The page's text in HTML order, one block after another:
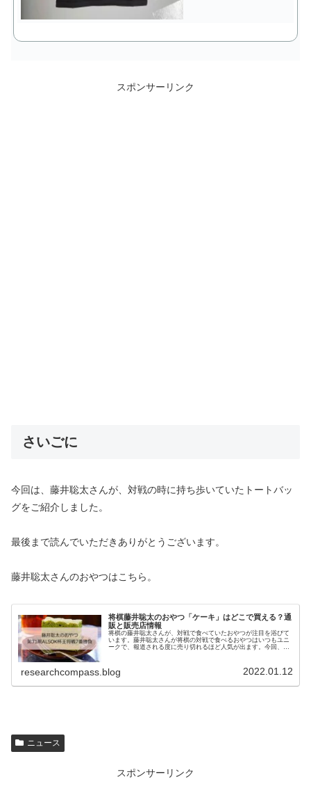
スポンサーリンク
さいごに
今回は、 藤井聡太さんが、対戦の時に持ち歩いていたトートバッ
グをご紹介しました。
最後まで読んでいただきありがとうございます。
藤井聡太さんのおやつはこちら。
将棋藤井聡太のおやつ「ケーキ」はどこで買える？通
販と販売店情報
将棋の藤井聡太さんが、対戦で食べていたおやつが注目を浴びて
います。藤井聡太さんが将棋の対戦で食べるおやつはいつもユニ
ークで、報道される度に売り切れるほど人気が出ます。今回、
researchcompass.blog 2022.01.12
ニュース
スポンサーリンク